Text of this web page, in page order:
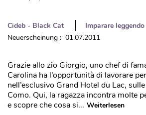
Cideb - Black Cat
Imparare leggendo
Neuerscheinung : 01.07.2011
Grazie allo zio Giorgio, uno chef di
Carolina ha l’opportunità di lavorare
nell’esclusivo Grand Hotel du Lac,
Como. Qui, la ragazza incontra molte
e scopre che cosa si... Weiterlesen